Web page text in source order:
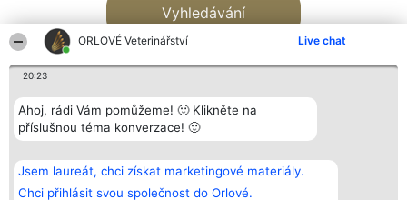
ORLOVÉ Veterinářství Live chat
20:23
Ahoj, rádi Vám pomůžeme! 🙂 Klikněte na
příslušnou téma konverzace! 🙂
Jsem laureát, chci získat marketingové materiály.
Chci přihlásit svou společnost do Orlové.
Vyhledávání
Bright Side Solutions sp. z o.
o. sp. k.
ul. Ruska 22
Vítězové
Seznam všech
laureátů
Kontakt